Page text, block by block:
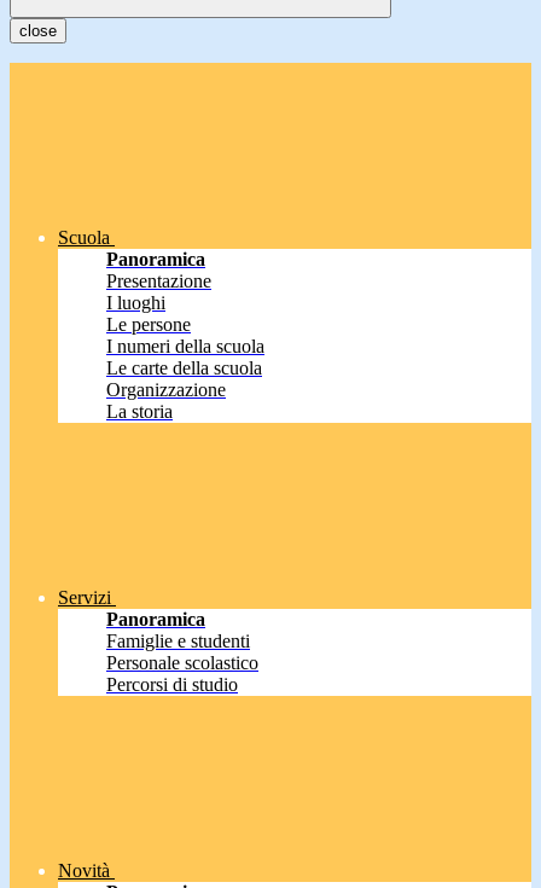
close
Scuola
Panoramica
Presentazione
I luoghi
Le persone
I numeri della scuola
Le carte della scuola
Organizzazione
La storia
Servizi
Panoramica
Famiglie e studenti
Personale scolastico
Percorsi di studio
Novità